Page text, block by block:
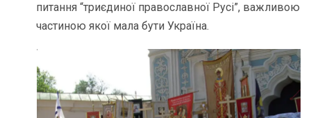
питання “триєдиної православної Русі”, важливою
частиною якої мала бути Україна.